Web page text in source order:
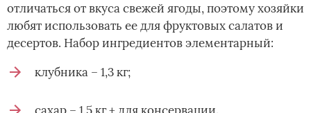
отличаться от вкуса свежей ягоды, поэтому хозяйки
любят использовать ее для фруктовых салатов и
десертов. Набор ингредиентов элементарный:
клубника – 1,3 кг;